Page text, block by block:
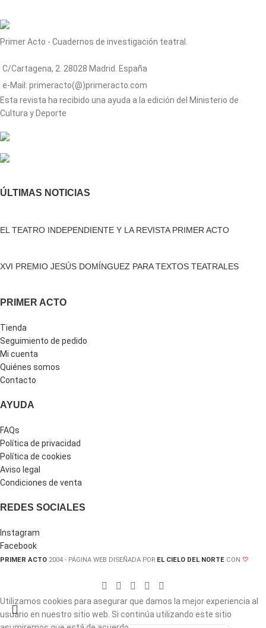
Primer Acto - Cuadernos de investigación teatral.
C/Cartagena, 2. 28028 Madrid. España
e-Mail: primeracto(@)primeracto.com
Esta revista ha recibido una ayuda a la edición del Ministerio de
Cultura y Deporte
ÚLTIMAS NOTICIAS
EL TEATRO INDEPENDIENTE Y LA REVISTA PRIMER ACTO
XVI PREMIO JESÚS DOMÍNGUEZ PARA TEXTOS TEATRALES
PRIMER ACTO
Tienda
Seguimiento de pedido
Mi cuenta
Quiénes somos
Contacto
AYUDA
FAQs
Política de privacidad
Política de cookies
Aviso legal
Condiciones de venta
REDES SOCIALES
Instagram
Facebook
PRIMER ACTO 2004 - PÁGINA WEB DISEÑADA POR EL CIELO DEL NORTE CON ♡
Utilizamos cookies para asegurar que damos la mejor experiencia al
usuario en nuestro sitio web. Si continúa utilizando este sitio